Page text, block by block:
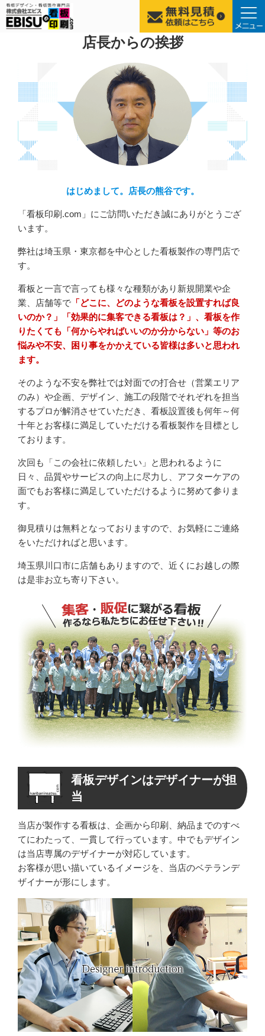
店長からの挨拶
はじめまして。店長の熊谷です。
「看板印刷.com」にご訪問いただき誠にありがとうござ
います。
弊社は埼玉県・東京都を中心とした看板製作の専門店で
す。
看板と一言で言っても様々な種類があり新規開業や企
業、店舗等で 「どこに、どのような看板を設置すれば良
いのか？」「効果的に集客できる看板は？」、看板を作
りたくても「何からやればいいのか分からない」等のお
悩みや不安、困り事をかかえている皆様は多いと思われ
ます。
そのような不安を弊社では対面での打合せ（営業エリア
のみ）や企画、デザイン、施工の段階でそれぞれを担当
するプロが解消させていただき、看板設置後も何年～何
十年とお客様に満足していただける看板製作を目標とし
ております。
次回も「この会社に依頼したい」と思われるように
日々、品質やサービスの向上に尽力し、アフターケアの
面でもお客様に満足していただけるように努めて参りま
す。
御見積りは無料となっておりますので、お気軽にご連絡
をいただければと思います。
埼玉県川口市に店舗もありますので、近くにお越しの際
は是非お立ち寄り下さい。
看板デザインはデザイナーが担
当
当店が製作する看板は、企画から印刷、納品までのすべ
てにわたって、一貫して行っています。中でもデザイン
は当店専属のデザイナーが対応しています。
お客様が思い描いているイメージを、当店のベテランデ
ザイナーが形にします。